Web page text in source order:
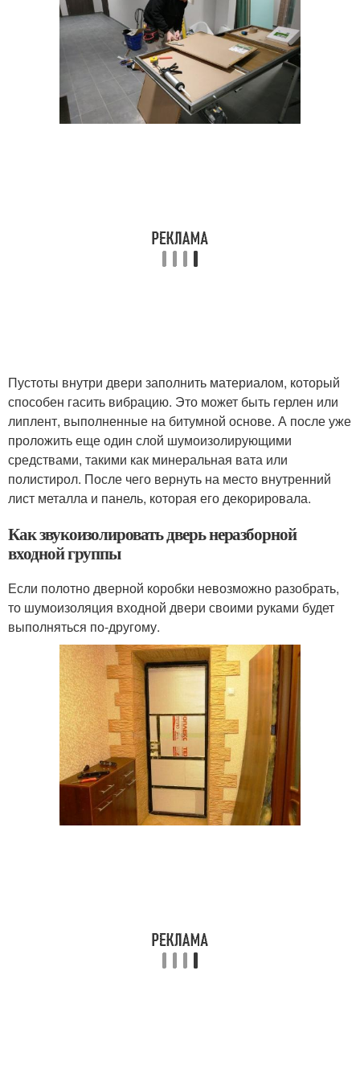
Пустоты внутри двери заполнить материалом, который
способен гасить вибрацию. Это может быть герлен или
липлент, выполненные на битумной основе. А после уже
проложить еще один слой шумоизолирующими
средствами, такими как минеральная вата или
полистирол. После чего вернуть на место внутренний
лист металла и панель, которая его декорировала.
Как звукоизолировать дверь неразборной
входной группы
Если полотно дверной коробки невозможно разобрать,
то шумоизоляция входной двери своими руками будет
выполняться по-другому.